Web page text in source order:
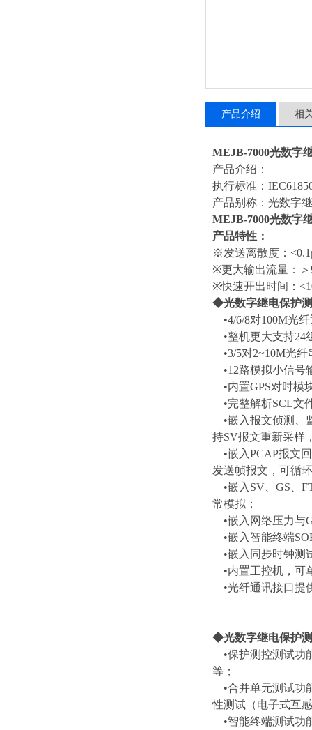
产品介绍 相
MEJB-7000光数字
产品介绍：
执行标准：
产品别称：光数字
MEJB-7000光数字
产品特性：
※发送离散度：
※更大输出流量：＞
※快速开出时间：
◆光数字继电保护
•4/6/8对100M光纤
•整机更大支持24
•3/5对2~10M光纤
•12路模拟小信号
•内置GPS对时模
•完整解析SCL文
•嵌入报文侦测、
持SV报文重新采样
•嵌入PCAP报文
发送帧报文，可循
•嵌入SV、GS、
常模拟；
•嵌入网络压力与
•嵌入智能终端
•嵌入同步时钟测
•内置工控机，可
•光纤通讯接口提
◆光数字继电保护
•保护测控测试功
等；
•合并单元测试功
性测试（电子式互
•智能终端测试功